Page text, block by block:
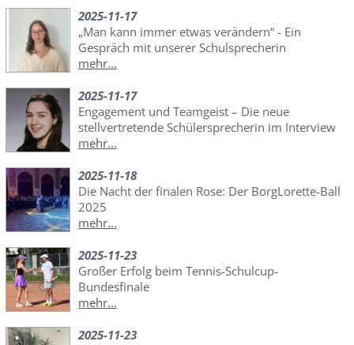
2025-11-17
„Man kann immer etwas verändern“ - Ein
Gespräch mit unserer Schulsprecherin
mehr...
2025-11-17
Engagement und Teamgeist – Die neue
stellvertretende Schülersprecherin im Interview
mehr...
2025-11-18
Die Nacht der finalen Rose: Der BorgLorette-Ball
2025
mehr...
2025-11-23
Großer Erfolg beim Tennis-Schulcup-
Bundesfinale
mehr...
2025-11-23